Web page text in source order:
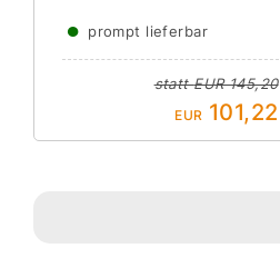
● prompt lieferbar
stattEUR 145,20
EUR 101,22